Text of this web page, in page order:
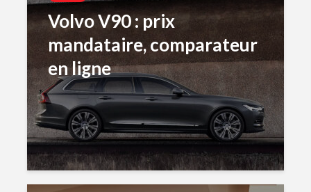
Volvo V90 : prix
mandataire, comparateur
en ligne